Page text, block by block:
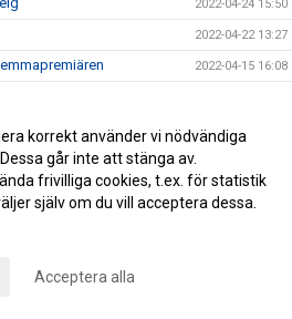
2022-04-24 15:50
2022-04-22 13:27
2022-04-15 16:08
2022-04-11 19:33
Holmalunds IF
2022-04-08 13:44
korrekt använder vi nödvändiga
går inte att stänga av.
frivilliga cookies, t.ex. för statistik
själv om du vill acceptera dessa.
Acceptera alla